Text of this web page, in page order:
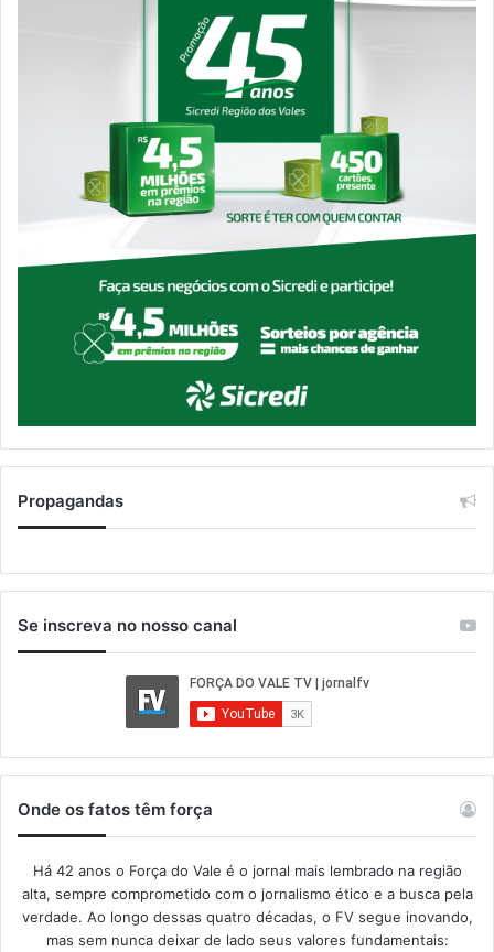
Propagandas
Se inscreva no nosso canal
Onde os fatos têm força
Há 42 anos o Força do Vale é o jornal mais lembrado na região
alta, sempre comprometido com o jornalismo ético e a busca pela
verdade. Ao longo dessas quatro décadas, o FV segue inovando,
mas sem nunca deixar de lado seus valores fundamentais: